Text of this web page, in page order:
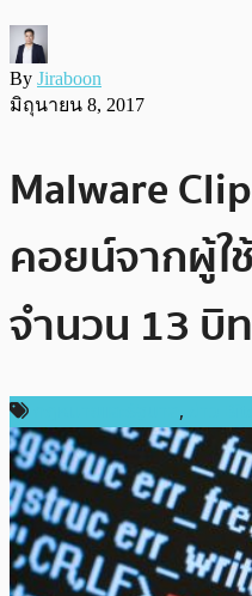
By Jiraboon
มิถุนายน 8, 2017
Malware
คอยน์จากผู้ใ
จำนวน 13 บิ
,